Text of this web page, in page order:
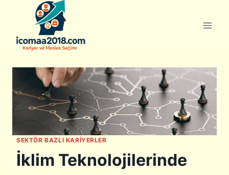
content
SEKTÖR BAZLI KARIYERLER
İklim Teknolojilerinde